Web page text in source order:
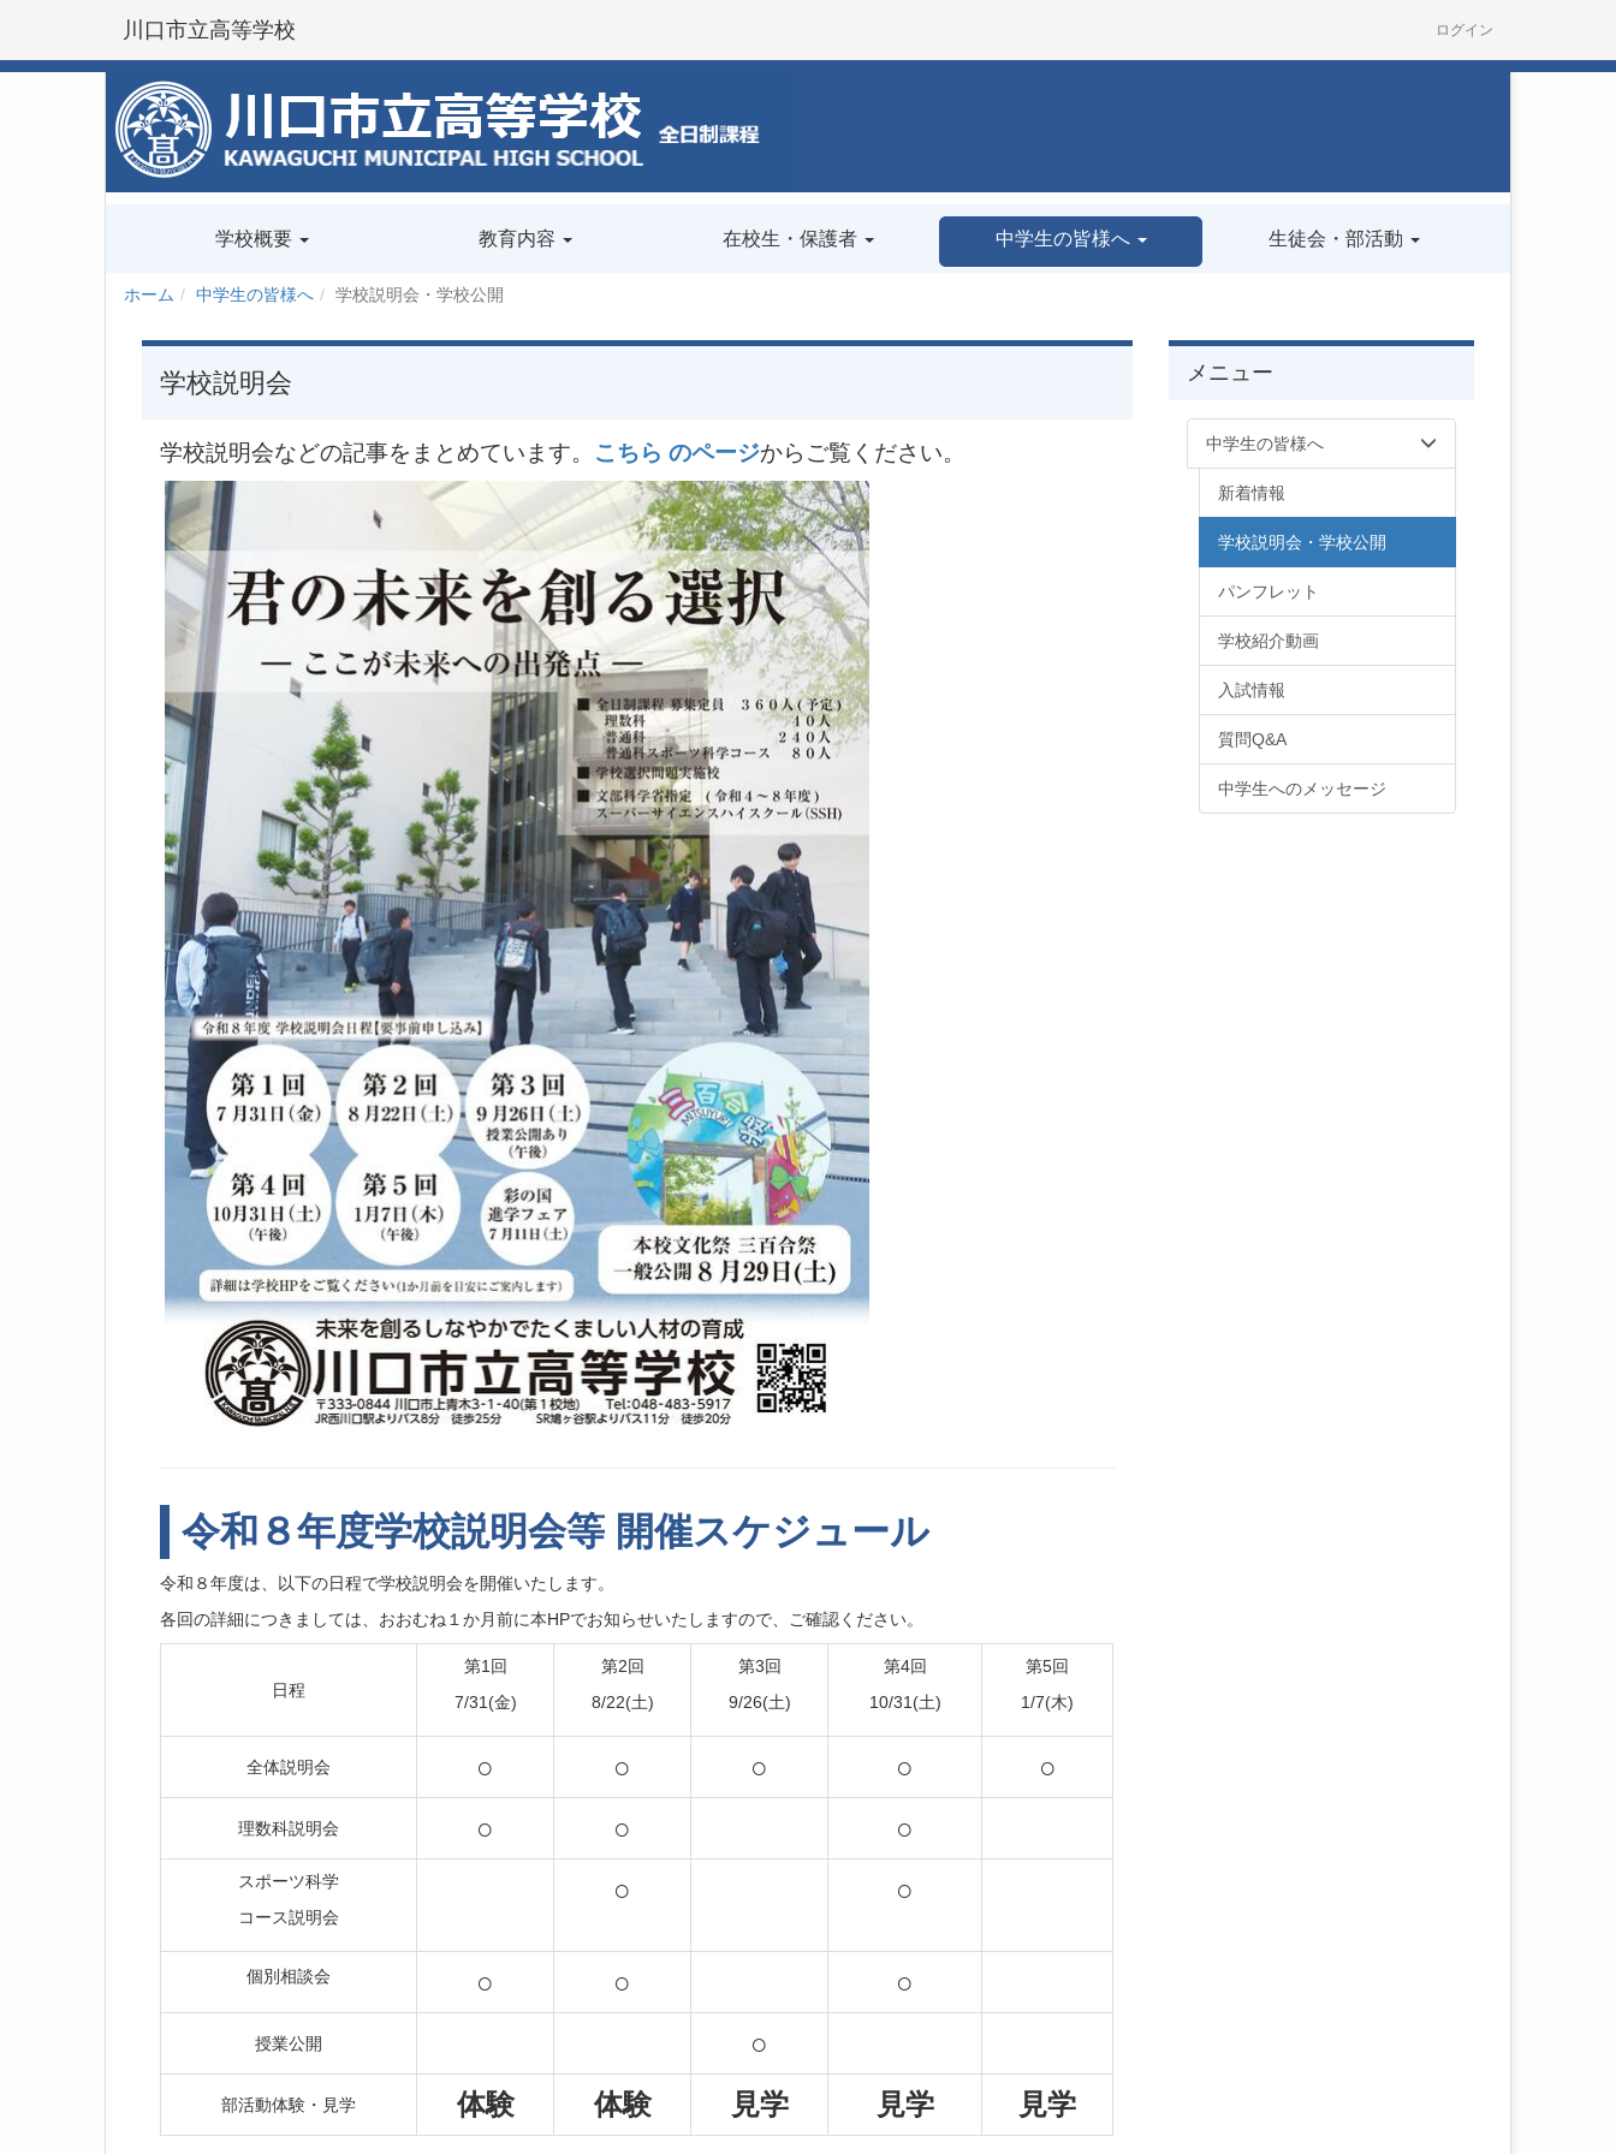
川口市立高等学校 ログイン
学校概要 教育内容 在校生・保護者 中学生の皆様へ 生徒会・部活動
ホーム 中学生の皆様へ 学校説明会・学校公開
学校説明会
学校説明会などの記事をまとめています。 こちら のページからご覧ください。
令和８年度学校説明会等 開催スケジュール
令和８年度は、以下の日程で学校説明会を開催いたします。
各回の詳細につきましては、おおむね１か月前に本HPでお知らせいたしますので、ご確認ください。
日程
第1回
7/31(金)
第2回
8/22(土)
第3回
9/26(土)
第4回
10/31(土)
第5回
1/7(木)
全体説明会 ○ ○ ○ ○ ○
理数科説明会 ○ ○ ○
スポーツ科学
コース説明会
○ ○
個別相談会 ○ ○ ○
授業公開 ○
部活動体験・見学 体験 体験 見学 見学 見学
メニュー
中学生の皆様へ
新着情報
学校説明会・学校公開
パンフレット
学校紹介動画
入試情報
質問Q&A
中学生へのメッセージ